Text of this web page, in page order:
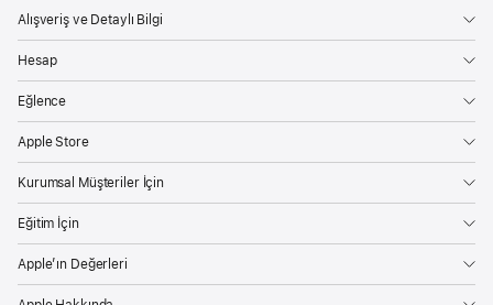
Alışveriş ve Detaylı Bilgi
Hesap
Eğlence
Apple Store
Kurumsal Müşteriler İçin
Eğitim İçin
Apple’ın Değerleri